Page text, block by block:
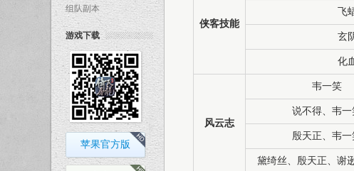
组队副本
游戏下载
苹果官方版
侠客技能
飞
玄
化
风云志
韦一笑
说不得、韦一
殷天正、韦一
黛绮丝、殷天正、谢